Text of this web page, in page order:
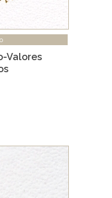
Valores